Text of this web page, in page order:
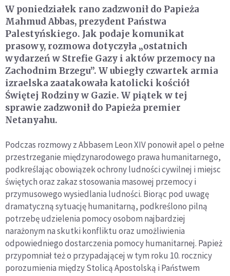
W poniedziałek rano zadzwonił do Papieża
Mahmud Abbas, prezydent Państwa
Palestyńskiego. Jak podaje komunikat
prasowy, rozmowa dotyczyła „ostatnich
wydarzeń w Strefie Gazy i aktów przemocy na
Zachodnim Brzegu”. W ubiegły czwartek armia
izraelska zaatakowała katolicki kościół
Świętej Rodziny w Gazie. W piątek w tej
sprawie zadzwonił do Papieża premier
Netanyahu.
Podczas rozmowy z Abbasem Leon XIV ponowił apel o pełne
przestrzeganie międzynarodowego prawa humanitarnego,
podkreślając obowiązek ochrony ludności cywilnej i miejsc
świętych oraz zakaz stosowania masowej przemocy i
przymusowego wysiedlania ludności. Biorąc pod uwagę
dramatyczną sytuację humanitarną, podkreślono pilną
potrzebę udzielenia pomocy osobom najbardziej
narażonym na skutki konfliktu oraz umożliwienia
odpowiedniego dostarczenia pomocy humanitarnej. Papież
przypomniał też o przypadającej w tym roku 10. rocznicy
porozumienia między Stolicą Apostolską i Państwem